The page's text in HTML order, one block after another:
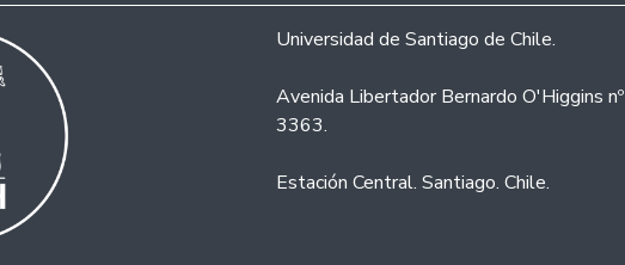
Universidad de Santiago de Chile.
Avenida Libertador Bernardo O'Higgins nº
3363.
Estación Central. Santiago. Chile.